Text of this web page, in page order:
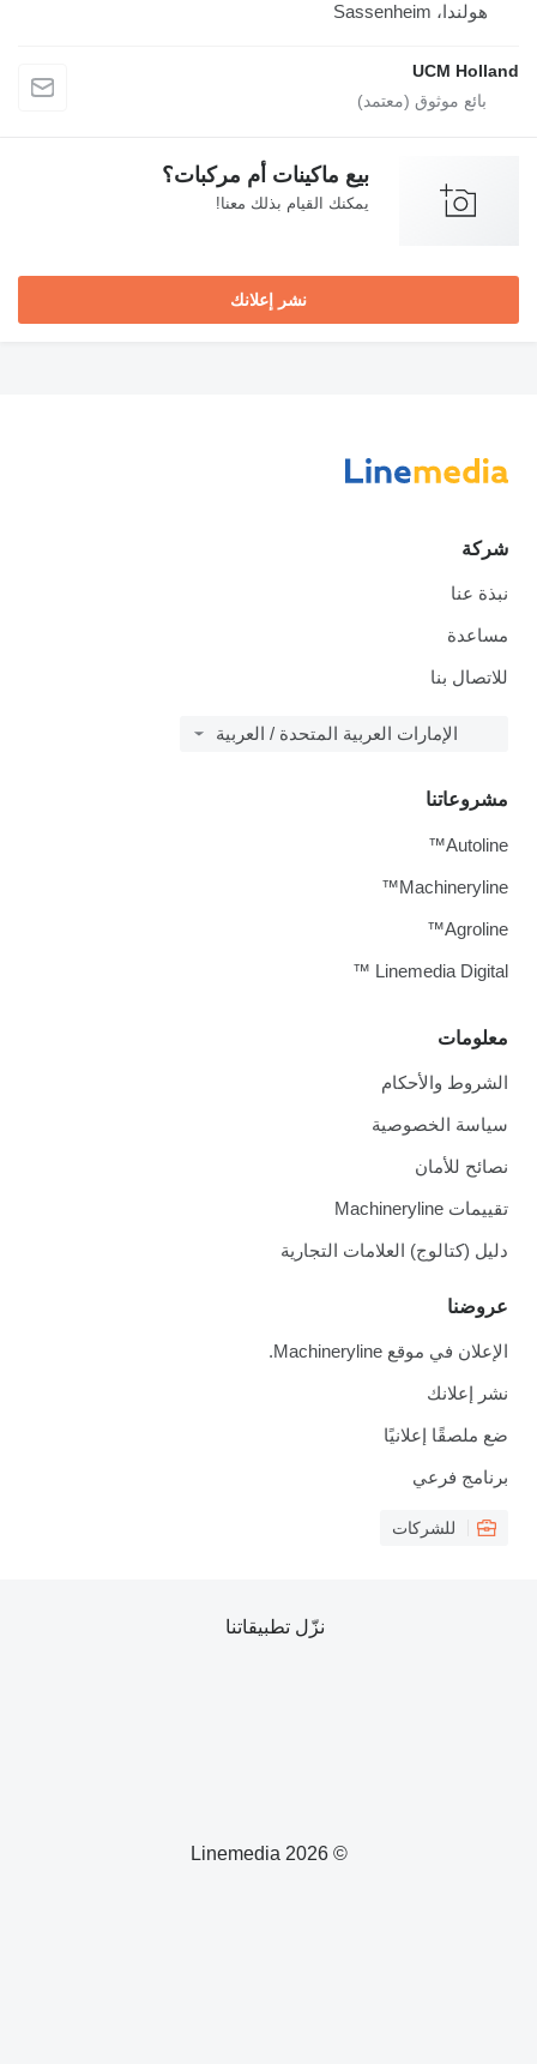
هولندا، Sassenheim
UCM Holland
بيع ماكينات أم مركبات؟
يمكنك القيام بذلك معنا!
نشر إعلانك
شركة
نبذة عنا
مساعدة
للاتصال بنا
الإمارات العربية المتحدة / العربية
معلومات
الشروط والأحكام
سياسة الخصوصية
نصائح للأمان
تقييمات Machineryline
دليل (كتالوج) العلامات التجارية
عروضنا
الإعلان في موقع Machineryline.
نشر إعلانك
ضع ملصقًا إعلانيًا
برنامج فرعي
للشركات
مشروعاتنا
Autoline™
Machineryline™
Agroline™
Linemedia Digital ™
© 2026 Linemedia
نزّل تطبيقاتنا